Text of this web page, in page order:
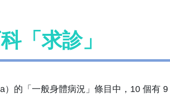
「求診」
的「一般身體病況」條目中，10 個有